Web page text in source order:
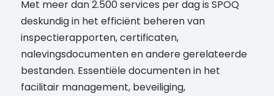
Met meer dan 2.500 services per dag is SPOQ
deskundig in het efficiënt beheren van
inspectierapporten, certificaten,
nalevingsdocumenten en andere gerelateerde
bestanden. Essentiële documenten in het
facilitair management, beveiliging,